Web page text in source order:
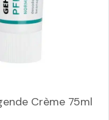
Crème 75ml